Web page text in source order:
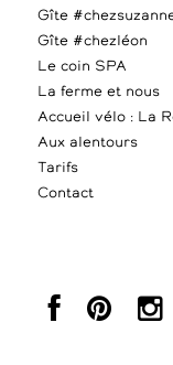
Gîte
Gîte #chezléon
Le coin SPA
La ferme et nous
Accueil vélo : La
Aux alentours
Tarifs
Contact